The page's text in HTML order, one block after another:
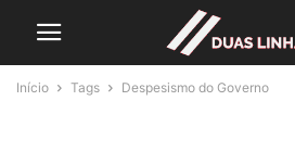
Início Tags Despesismo do Governo